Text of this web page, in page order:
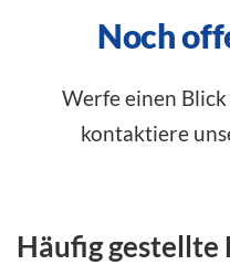
Noch
Werfe einen
kontaktiere
Häufig gestellte